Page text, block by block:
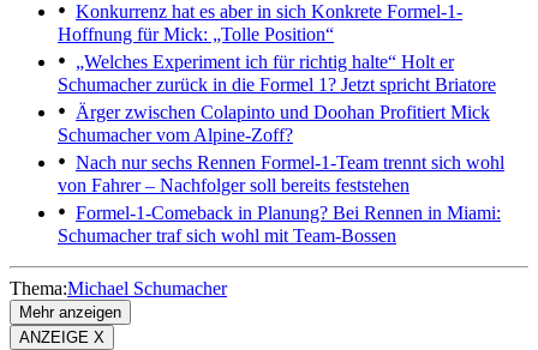
Konkurrenz hat es aber in sich Konkrete Formel-1-
Hoffnung für Mick: „Tolle Position“
„Welches Experiment ich für richtig halte“ Holt er
Schumacher zurück in die Formel 1? Jetzt spricht Briatore
Ärger zwischen Colapinto und Doohan Profitiert Mick
Schumacher vom Alpine-Zoff?
Nach nur sechs Rennen Formel-1-Team trennt sich wohl
von Fahrer – Nachfolger soll bereits feststehen
Formel-1-Comeback in Planung? Bei Rennen in Miami:
Schumacher traf sich wohl mit Team-Bossen
Thema:Michael Schumacher
Mehr anzeigen
ANZEIGE X